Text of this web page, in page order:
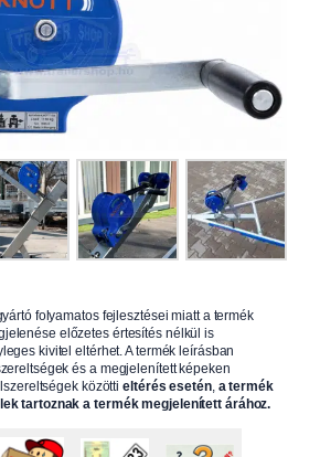
folyamatos fejlesztései miatt a termék
előzetes értesítés nélkül is
kivitel eltérhet. A termék leírásban
és a megjelenített képeken
közöttieltérés esetén, a termék
tartoznak a termék megjelenített árához.